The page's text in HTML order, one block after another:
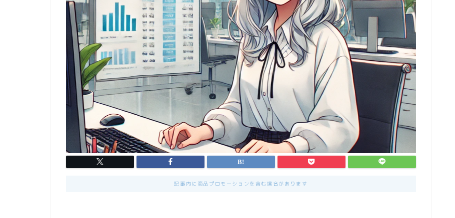
記事内に商品プロモーションを含む場合があります